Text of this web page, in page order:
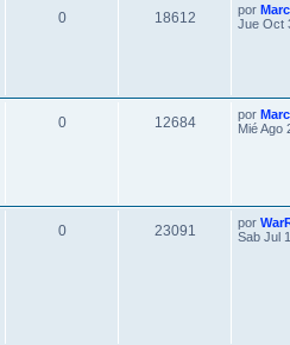
0 18612 por
Jue Oct
0 12684 por
Mié Ago
0 23091 por
Sab Jul